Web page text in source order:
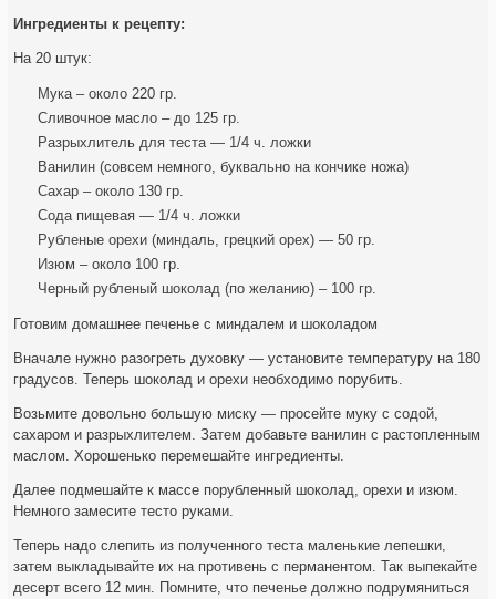
Ингредиенты к рецепту:
На 20 штук:
Мука – около 220 гр.
Сливочное масло – до 125 гр.
Разрыхлитель для теста — 1/4 ч. ложки
Ванилин (совсем немного, буквально на кончике ножа)
Сахар – около 130 гр.
Сода пищевая — 1/4 ч. ложки
Рубленые орехи (миндаль, грецкий орех) — 50 гр.
Изюм – около 100 гр.
Черный рубленый шоколад (по желанию) – 100 гр.
Готовим домашнее печенье с миндалем и шоколадом
Вначале нужно разогреть духовку — установите температуру на 180
градусов. Теперь шоколад и орехи необходимо порубить.
Возьмите довольно большую миску — просейте муку с содой,
сахаром и разрыхлителем. Затем добавьте ванилин с растопленным
маслом. Хорошенько перемешайте ингредиенты.
Далее подмешайте к массе порубленный шоколад, орехи и изюм.
Немного замесите тесто руками.
Теперь надо слепить из полученного теста маленькие лепешки,
затем выкладывайте их на противень с перманентом. Так выпекайте
десерт всего 12 мин. Помните, что печенье должно подрумяниться